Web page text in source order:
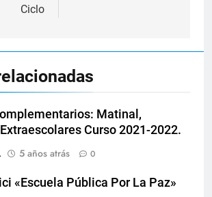
Ciclo
Matinal,
Curso 2021-2022.
5 años atrás 0
«Escuela Pública Por La Paz»